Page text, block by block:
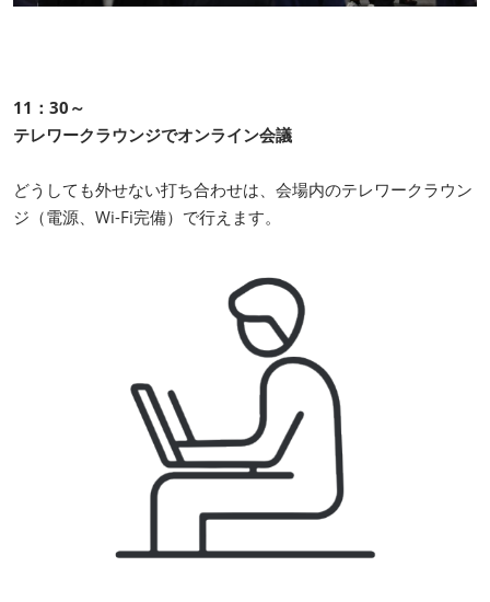
11：30～
テレワークラウンジでオンライン会議
どうしても外せない打ち合わせは、会場内のテレワークラウン
ジ（電源、Wi-Fi完備）で行えます。